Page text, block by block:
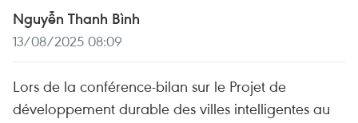
Nguyễn Thanh Bình
13/08/2025 08:09
Lors de la conférence-bilan sur le Projet de
développement durable des villes intelligentes au